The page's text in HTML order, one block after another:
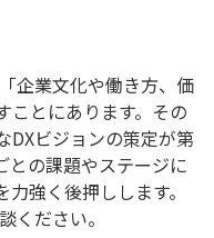
企業文化や働き方、価
ことにあります。その
DXビジョンの策定が第
との課題やステージに
強く後押しします。
ください。